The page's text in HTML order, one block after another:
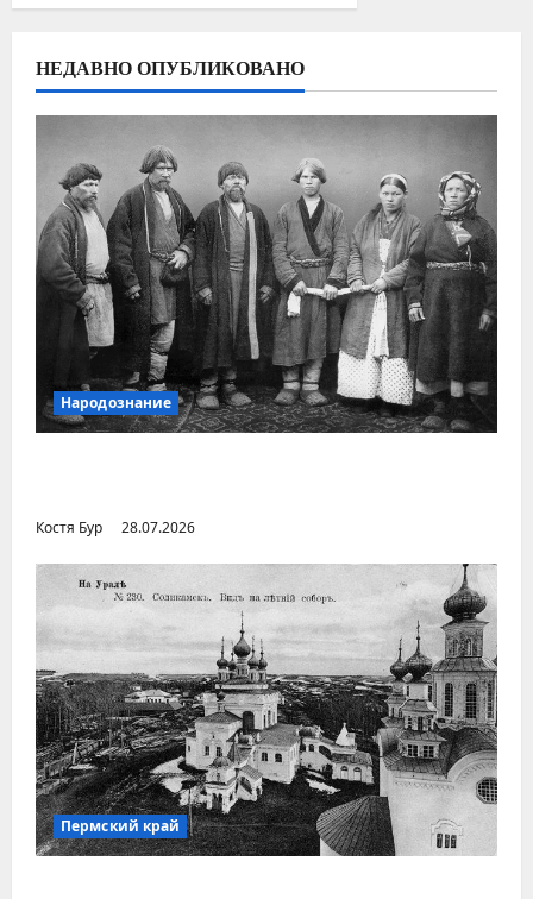
НЕДАВНО ОПУБЛИКОВАНО
Народознание
Костя Бур 28.07.2026
Пермский край